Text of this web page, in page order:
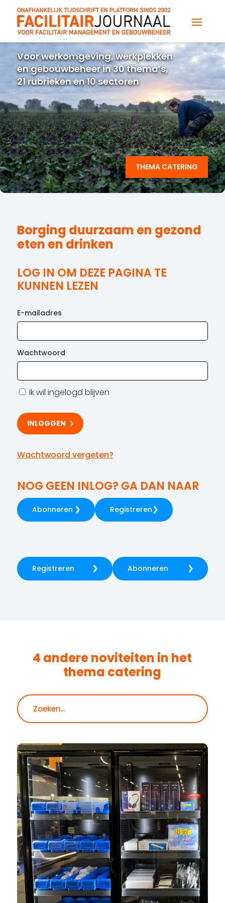
Voor werkomgeving, werkplekken
en gebouwbeheer in 30 thema’s,
21 rubrieken en 10 sectoren
THEMA CATERING
Borging duurzaam en gezond
eten en drinken
LOG IN OM DEZE PAGINA TE
KUNNEN LEZEN
E-mailadres
Wachtwoord
Ik wil ingelogd blijven
Wachtwoord vergeten?
NOG GEEN INLOG? GA DAN NAAR
Abonneren Registreren
Registreren Abonneren
4 andere noviteiten in het
thema catering